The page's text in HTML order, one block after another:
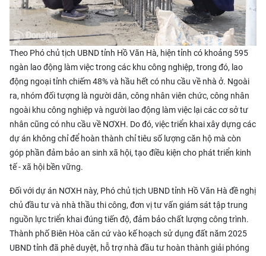
Theo Phó chủ tịch UBND tỉnh Hồ Văn Hà, hiện tỉnh có khoảng 595
ngàn lao động làm việc trong các khu công nghiệp, trong đó, lao
động ngoại tỉnh chiếm 48% và hầu hết có nhu cầu về nhà ở. Ngoài
ra, nhóm đối tượng là người dân, công nhân viên chức, công nhân
ngoài khu công nghiệp và người lao động làm việc lại các cơ sở tư
nhân cũng có nhu cầu về NƠXH. Do đó, việc triển khai xây dựng các
dự án không chỉ để hoàn thành chỉ tiêu số lượng căn hộ mà còn
góp phần đảm bảo an sinh xã hội, tạo điều kiện cho phát triển kinh
tế - xã hội bền vững.
Đối với dự án NƠXH này, Phó chủ tịch UBND tỉnh Hồ Văn Hà đề nghị
chủ đầu tư và nhà thầu thi công, đơn vị tư vấn giám sát tập trung
nguồn lực triển khai đúng tiến độ, đảm bảo chất lượng công trình.
Thành phố Biên Hòa căn cứ vào kế hoạch sử dụng đất năm 2025
UBND tỉnh đã phê duyệt, hỗ trợ nhà đầu tư hoàn thành giải phóng